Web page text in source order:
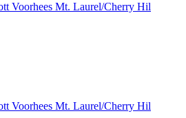
Voorhees Mt. Laurel/Cherry Hil
Voorhees Mt. Laurel/Cherry Hil